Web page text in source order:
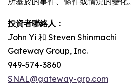
投資者聯絡人：
John Yi 和 Steven Shinmachi
Gateway Group, Inc.
949-574-3860
SNAL@gateway-grp.com